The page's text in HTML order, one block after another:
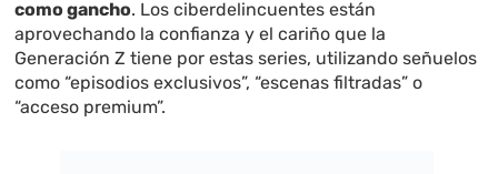
como gancho. Los ciberdelincuentes están
aprovechando la confianza y el cariño que la
Generación Z tiene por estas series, utilizando señuelos
como “episodios exclusivos”, “escenas filtradas” o
“acceso premium”.